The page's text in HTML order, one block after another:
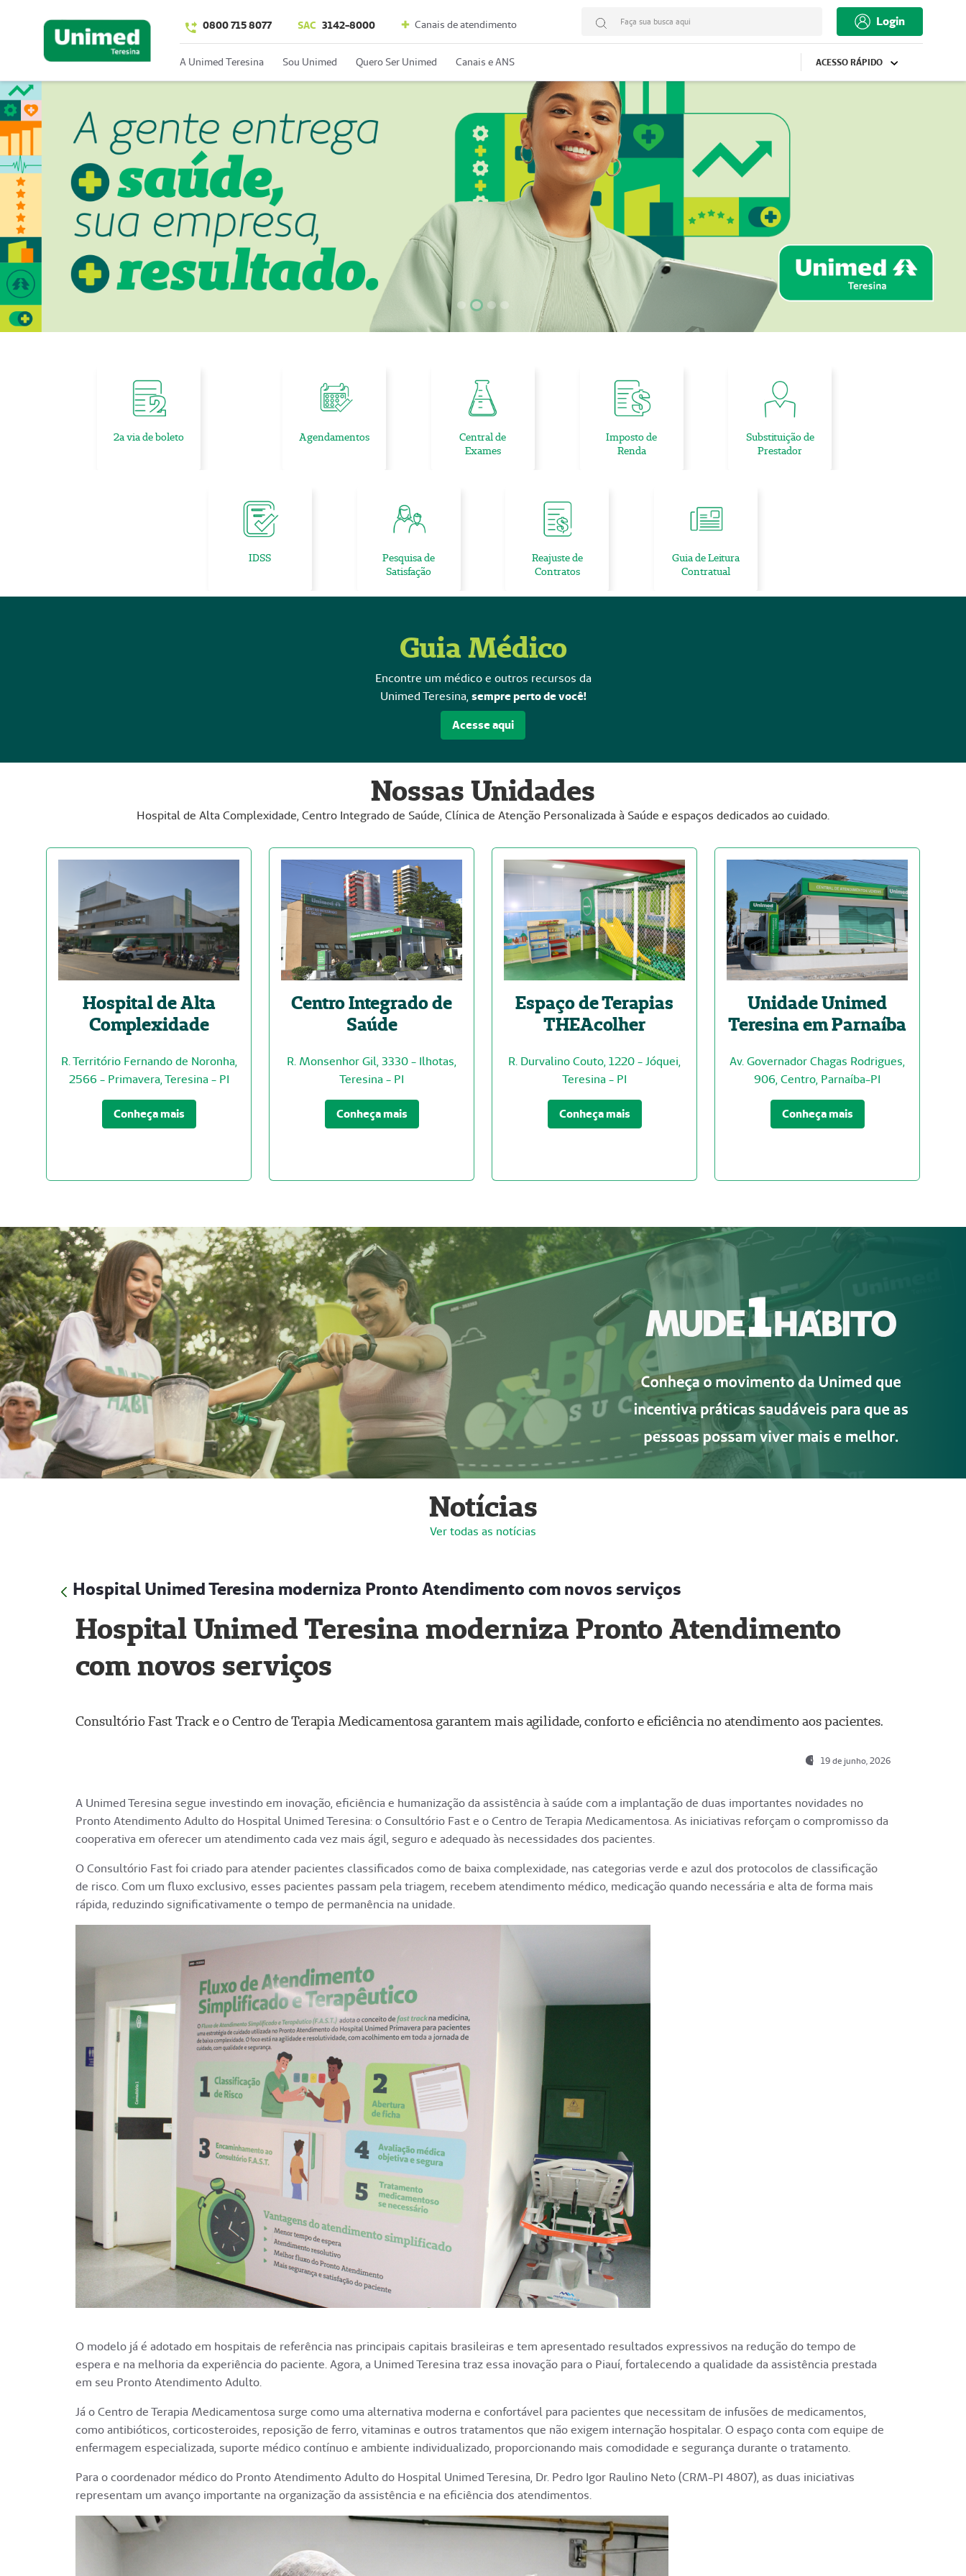
0800 715 8077 SAC 3142-8000 Canais de atendimento Faça sua busca aqui Login
A Unimed Teresina Sou Unimed Quero Ser Unimed Canais e ANS ACESSO RÁPIDO
Focar slide
Focar slide
Focar slide
Focar slide
2a via de boleto Agendamentos
Central de
Exames
Imposto de
Renda
Substituição de
Prestador
IDSS
Pesquisa de
Satisfação
Reajuste de
Contratos
Guia de Leitura
Contratual
Guia Médico
Encontre um médico e outros recursos da
Unimed Teresina,sempre perto de você!
Acesse aqui
Nossas Unidades
Hospital de Alta Complexidade, Centro Integrado de Saúde, Clínica de Atenção Personalizada à Saúde e espaços dedicados ao cuidado.
Hospital de Alta
Complexidade
R. Território Fernando de Noronha,
2566 - Primavera, Teresina - PI
Conheça mais
Centro Integrado de
Saúde
R. Monsenhor Gil, 3330 - Ilhotas,
Teresina - PI
Conheça mais
Espaço de Terapias
THEAcolher
R. Durvalino Couto, 1220 - Jóquei,
Teresina - PI
Conheça mais
Unidade Unimed
Teresina em Parnaíba
Av. Governador Chagas Rodrigues,
906, Centro, Parnaíba-PI
Conheça mais
Notícias
Ver todas as notícias
Hospital Unimed Teresina moderniza Pronto Atendimento com novos serviços
Hospital Unimed Teresina moderniza Pronto Atendimento
com novos serviços
Consultório Fast Track e o Centro de Terapia Medicamentosa garantem mais agilidade, conforto e eficiência no atendimento aos pacientes.
19 de junho, 2026
A Unimed Teresina segue investindo em inovação, eficiência e humanização da assistência à saúde com a implantação de duas importantes novidades no
Pronto Atendimento Adulto do Hospital Unimed Teresina: o Consultório Fast e o Centro de Terapia Medicamentosa. As iniciativas reforçam o compromisso da
cooperativa em oferecer um atendimento cada vez mais ágil, seguro e adequado às necessidades dos pacientes.
O Consultório Fast foi criado para atender pacientes classificados como de baixa complexidade, nas categorias verde e azul dos protocolos de classificação
de risco. Com um fluxo exclusivo, esses pacientes passam pela triagem, recebem atendimento médico, medicação quando necessária e alta de forma mais
rápida, reduzindo significativamente o tempo de permanência na unidade.
O modelo já é adotado em hospitais de referência nas principais capitais brasileiras e tem apresentado resultados expressivos na redução do tempo de
espera e na melhoria da experiência do paciente. Agora, a Unimed Teresina traz essa inovação para o Piauí, fortalecendo a qualidade da assistência prestada
em seu Pronto Atendimento Adulto.
Já o Centro de Terapia Medicamentosa surge como uma alternativa moderna e confortável para pacientes que necessitam de infusões de medicamentos,
como antibióticos, corticosteroides, reposição de ferro, vitaminas e outros tratamentos que não exigem internação hospitalar. O espaço conta com equipe de
enfermagem especializada, suporte médico contínuo e ambiente individualizado, proporcionando mais comodidade e segurança durante o tratamento.
Para o coordenador médico do Pronto Atendimento Adulto do Hospital Unimed Teresina, Dr. Pedro Igor Raulino Neto (CRM-PI 4807), as duas iniciativas
representam um avanço importante na organização da assistência e na eficiência dos atendimentos.